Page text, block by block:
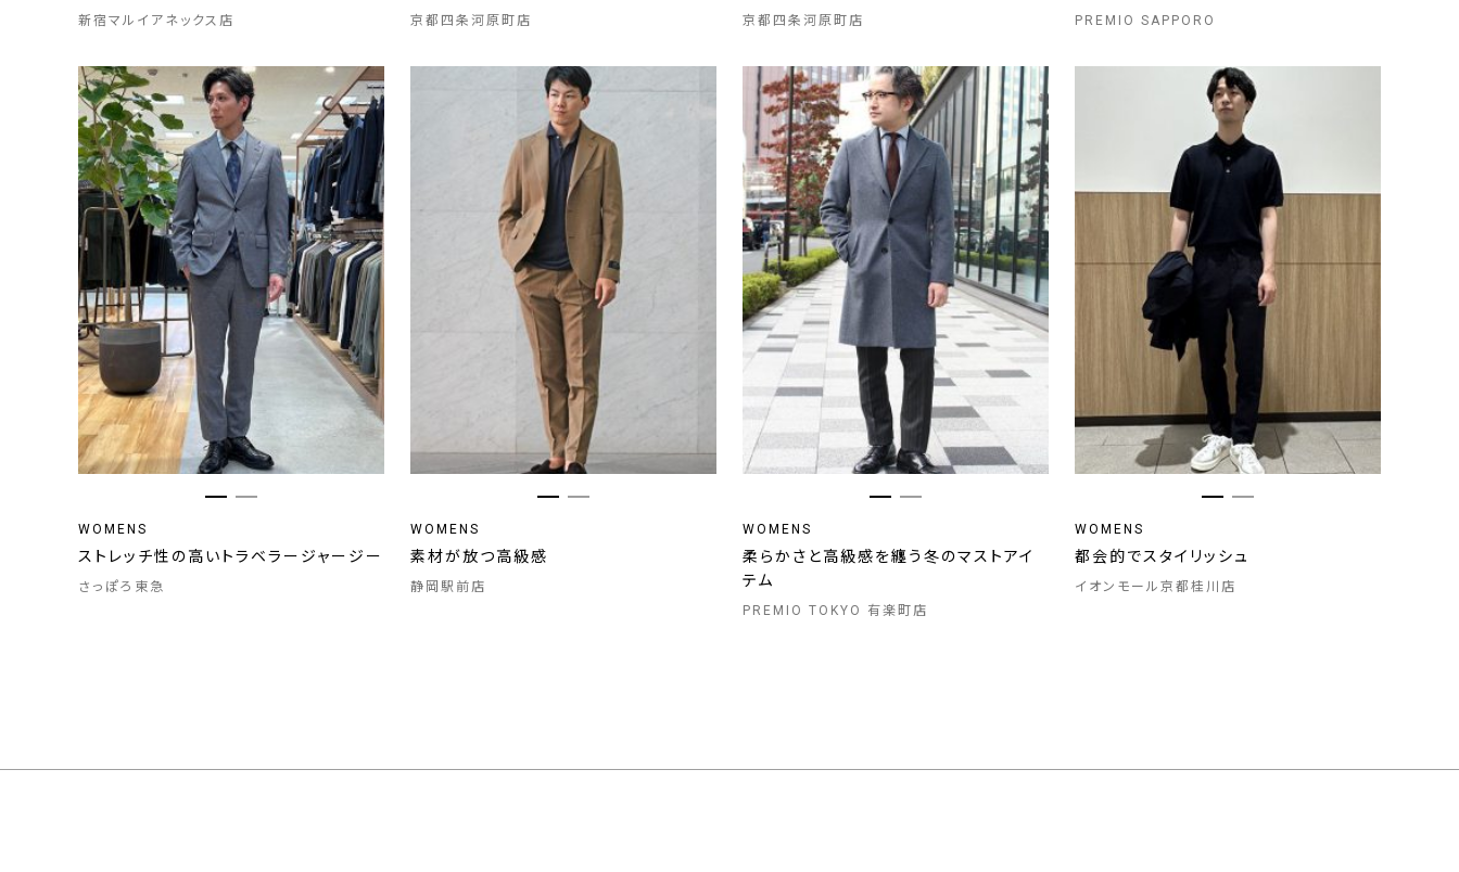
新宿マルイアネックス店 京都四条河原町店 京都四条河原町店 PREMIO SAPPORO
WOMENS
ストレッチ性の高いトラベラージャージー
さっぽろ東急
WOMENS
素材が放つ高級感
静岡駅前店
WOMENS
柔らかさと高級感を纏う冬のマストアイ
テム
PREMIO TOKYO 有楽町店
WOMENS
都会的でスタイリッシュ
イオンモール京都桂川店